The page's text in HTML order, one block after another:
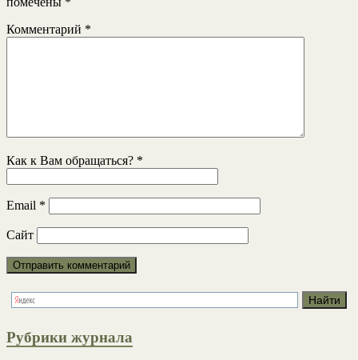
Комментарий *
Как к Вам обращаться? *
Email *
Сайт
Рубрики журнала